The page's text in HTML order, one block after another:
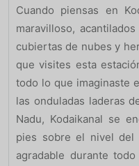
Cuando piensas en
maravilloso,
cubiertas de nubes y
que visites esta
todo lo que imaginaste
las onduladas laderas
Nadu, Kodaikanal se
pies sobre el nivel
agradable durante